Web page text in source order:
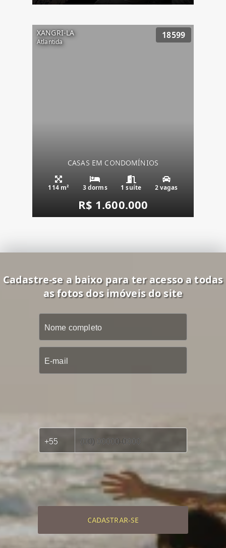
XANGRI-LA
Atlantida
18599
CASAS EM CONDOMÍNIOS
114 m² 3 dorms 1 suíte 2 vagas
R$ 1.600.000
Cadastre-se a baixo para ter acesso a todas
as fotos dos imóveis do site
CADASTRAR-SE